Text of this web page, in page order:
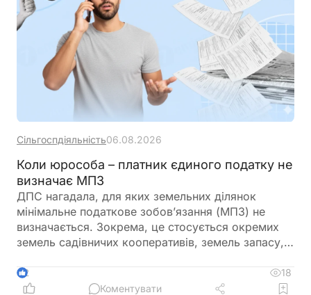
Сільгоспдіяльність06.08.2026
Коли юрособа – платник єдиного податку не
визначає МПЗ
ДПС нагадала, для яких земельних ділянок
мінімальне податкове зобов’язання (МПЗ) не
визначається. Зокрема, це стосується окремих
земель садівничих кооперативів, земель запасу,
ділянок у межах населених пунктів, а також
земель, що перебувають у консервації чи
2
18
Коментувати